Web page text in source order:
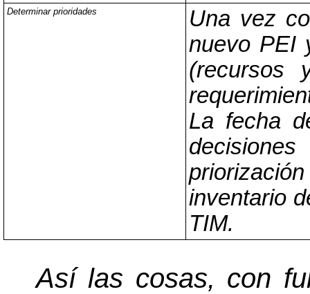
Determinar prioridades
Una vez
nuevo PEI
(recursos
La fecha
inventario
TIM.
Así las cosas, con